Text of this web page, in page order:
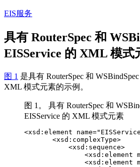
EIS服务
具有 RouterSpec 和
EISService 的 XML 模式
图 1 是具有 RouterSpec 和
XML 模式元素的示例。
图 1。 具有 RouterSpec 和
EISService 的 XML 模式元素
<xsd:element
       <xsd:complexType>
           <xsd:sequence>
<xsd:element
<xsd:element